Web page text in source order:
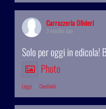
Carrozzeria Olivieri
Solo per oggi in edicola!
Photo
Leggi · Condividi